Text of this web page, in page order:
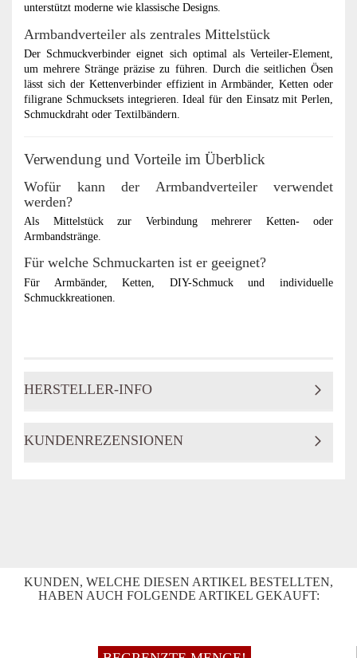
unterstützt moderne wie klassische Designs.
Armbandverteiler als zentrales Mittelstück
Der Schmuckverbinder eignet sich optimal als Verteiler-Element,
um mehrere Stränge präzise zu führen. Durch die seitlichen Ösen
lässt sich der Kettenverbinder effizient in Armbänder, Ketten oder
filigrane Schmucksets integrieren. Ideal für den Einsatz mit Perlen,
Schmuckdraht oder Textilbändern.
Verwendung und Vorteile im Überblick
Wofür kann der Armbandverteiler verwendet
werden?
Als Mittelstück zur Verbindung mehrerer Ketten- oder
Armbandstränge.
Für welche Schmuckarten ist er geeignet?
Für Armbänder, Ketten, DIY-Schmuck und individuelle
Schmuckkreationen.
HERSTELLER-INFO
KUNDENREZENSIONEN
KUNDEN, WELCHE DIESEN ARTIKEL BESTELLTEN,
HABEN AUCH FOLGENDE ARTIKEL GEKAUFT: